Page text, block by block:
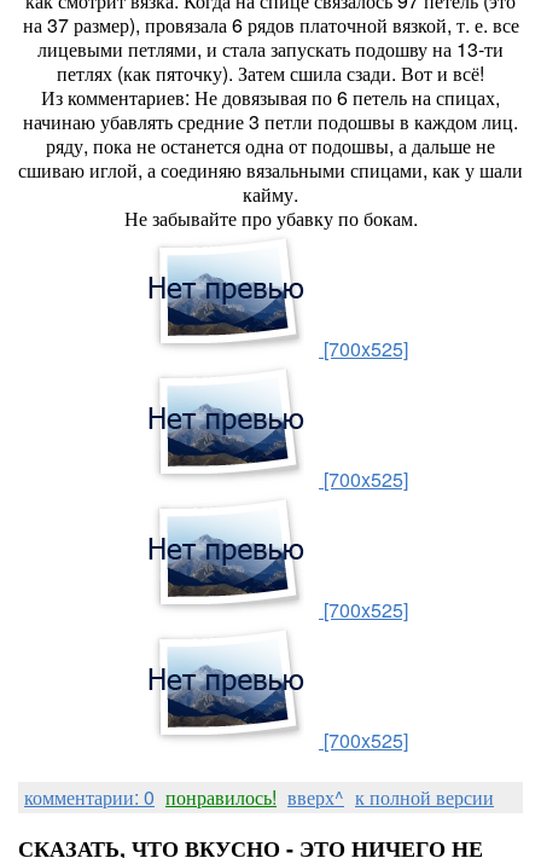
на 37 размер), провязала 6 рядов платочной вязкой, т. е. все
лицевыми петлями, и стала запускать подошву на 13-ти
петлях (как пяточку). Затем сшила сзади. Вот и всё!
Из комментариев: Не довязывая по 6 петель на спицах,
начинаю убавлять средние 3 петли подошвы в каждом лиц.
ряду, пока не останется одна от подошвы, а дальше не
сшиваю иглой, а соединяю вязальными спицами, как у шали
кайму.
Не забывайте про убавку по бокам.
[700x525]
[700x525]
[700x525]
[700x525]
комментарии: 0 понравилось! вверх^ к полной версии
СКАЗАТЬ, ЧТО ВКУСНО - ЭТО НИЧЕГО НЕ